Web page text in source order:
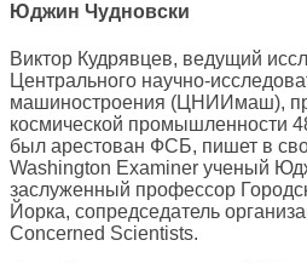
Юджин Чудновски
Виктор Кудрявцев, ведущий
Центрального научно-
машиностроения (ЦНИИмаш),
космической промышленности
был арестован ФСБ, пишет в
Washington Examiner ученый
заслуженный профессор
Йорка, сопредседатель
Concerned Scientists.